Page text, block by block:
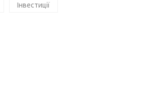
Інвестиції